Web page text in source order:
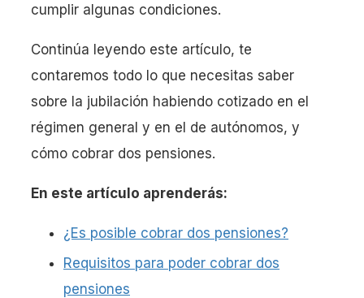
cumplir algunas condiciones.
Continúa leyendo este artículo, te
contaremos todo lo que necesitas saber
sobre la jubilación habiendo cotizado en el
régimen general y en el de autónomos, y
cómo cobrar dos pensiones.
En este artículo aprenderás:
¿Es posible cobrar dos pensiones?
Requisitos para poder cobrar dos
pensiones